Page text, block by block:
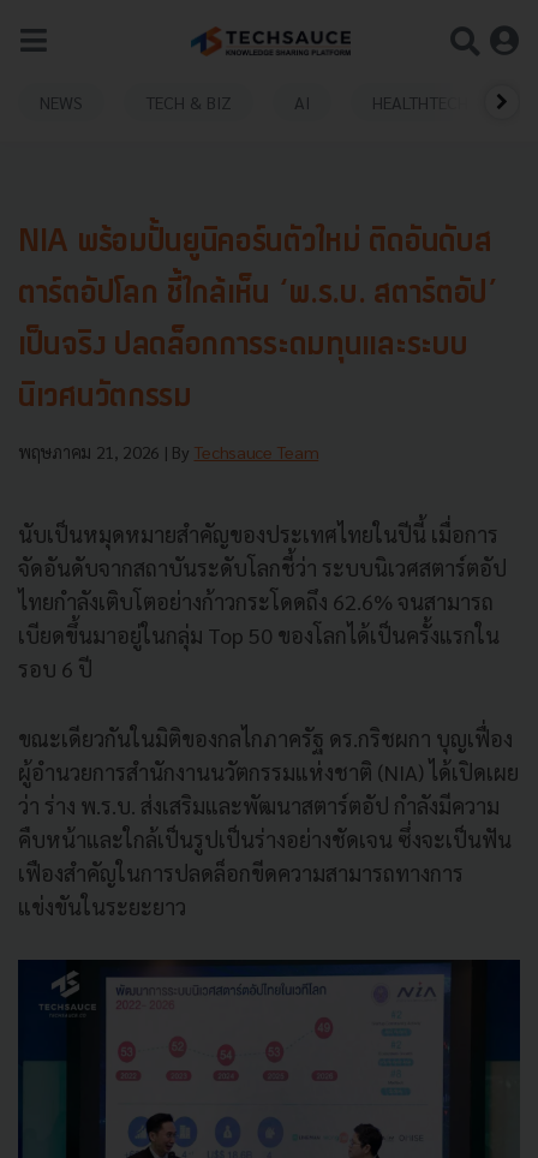
NEWS TECH & BIZ AI HEALTHTECH
NIA พร้อมปั้นยูนิคอร์นตัวใหม่ ติดอันดับส
ตาร์ตอัปโลก ชี้ใกล้เห็น ‘พ.ร.บ. สตาร์ตอัป’
เป็นจริง ปลดล็อกการระดมทุนและระบบ
นิเวศนวัตกรรม
พฤษภาคม 21, 2026 | By Techsauce Team
นับเป็นหมุดหมายสำคัญของประเทศไทยในปีนี้ เมื่อการ
จัดอันดับจากสถาบันระดับโลกชี้ว่า ระบบนิเวศสตาร์ตอัป
ไทยกำลังเติบโตอย่างก้าวกระโดดถึง 62.6% จนสามารถ
เบียดขึ้นมาอยู่ในกลุ่ม Top 50 ของโลกได้เป็นครั้งแรกใน
รอบ 6 ปี
ขณะเดียวกันในมิติของกลไกภาครัฐ ดร.กริชผกา บุญเฟื่อง
ผู้อำนวยการสำนักงานนวัตกรรมแห่งชาติ (NIA) ได้เปิดเผย
ว่า ร่าง พ.ร.บ. ส่งเสริมและพัฒนาสตาร์ตอัป กำลังมีความ
คืบหน้าและใกล้เป็นรูปเป็นร่างอย่างชัดเจน ซึ่งจะเป็นฟัน
เฟืองสำคัญในการปลดล็อกขีดความสามารถทางการ
แข่งขันในระยะยาว